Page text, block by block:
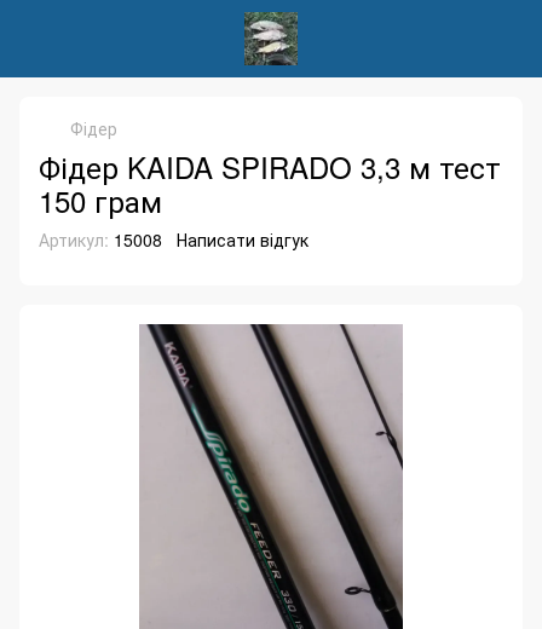
Фідер
Фідер KAIDA SPIRADO 3,3 м тест
150 грам
Артикул: 15008 Написати відгук